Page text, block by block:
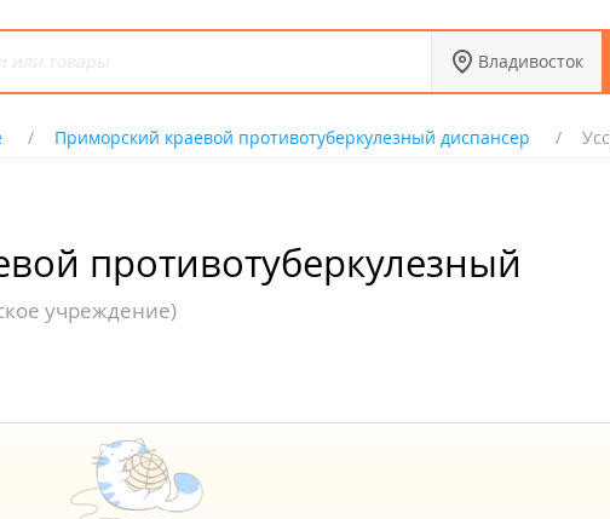
Владивосток
Приморский краевой противотуберкулезный диспансер
противотуберкулезный
учреждение)